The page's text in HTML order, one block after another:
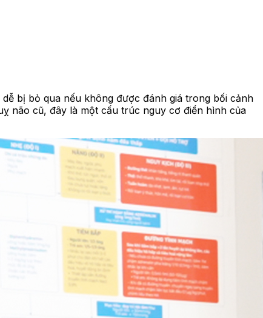
bị bỏ qua nếu không được đánh giá trong bối cảnh
não cũ, đây là một cấu trúc nguy cơ điển hình của